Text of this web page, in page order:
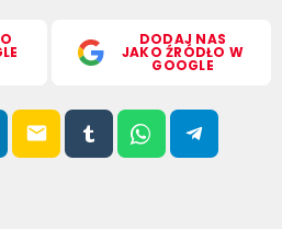
DODAJ NAS
JAKO ŹRÓDŁO W
GOOGLE
email